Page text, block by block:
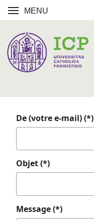
MENU
De (votre e-mail) (*)
Objet (*)
Message (*)